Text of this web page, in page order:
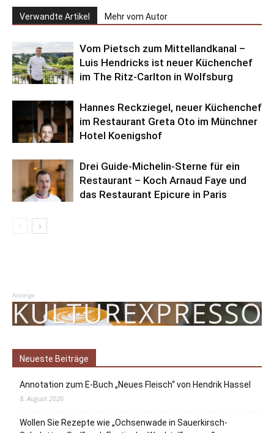
Verwandte Artikel Mehr vom Autor
Vom Pietsch zum Mittellandkanal –
Luis Hendricks ist neuer Küchenchef
im The Ritz-Carlton in Wolfsburg
Hannes Reckziegel, neuer Küchenchef
im Restaurant Greta Oto im Münchner
Hotel Koenigshof
Drei Guide-Michelin-Sterne für ein
Restaurant – Koch Arnaud Faye und
das Restaurant Epicure in Paris
Anzeige
Neueste Beiträge
Annotation zum E-Buch „Neues Fleisch“ von Hendrik Hassel
8. August 2026
Wollen Sie Rezepte wie „Ochsenwade in Sauerkirsch-